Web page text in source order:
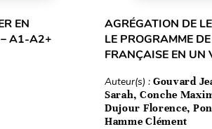
EN
– A1-A2+
AGRÉGATION DE
LE PROGRAMME
FRANÇAISE EN UN
Auteur(s) : Gouvard
Sarah, Conche
Dujour Florence,
Hamme Clément